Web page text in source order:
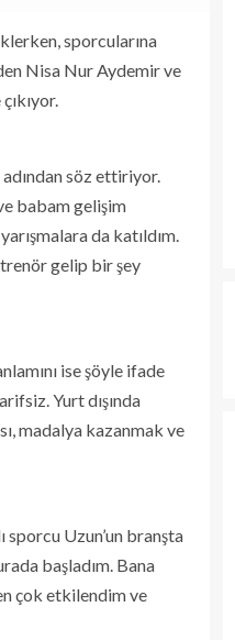
sporcularına
Nisa Nur Aydemir ve
adından söz ettiriyor.
babam gelişim
da katıldım.
gelip bir şey
ise şöyle ifade
Yurt dışında
madalya kazanmak ve
sporcu Uzun’un branşta
başladım. Bana
çok etkilendim ve